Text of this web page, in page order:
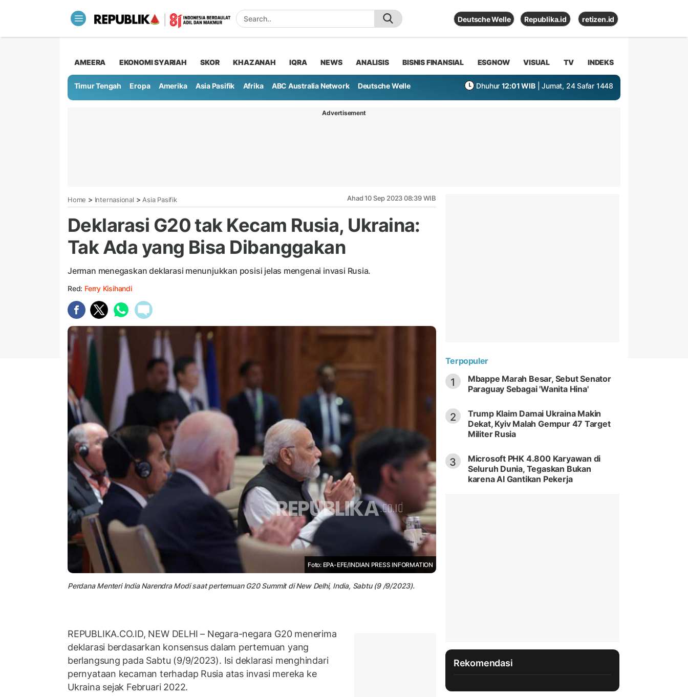
Deutsche Welle Republika.id retizen.id
AMEERA EKONOMI SYARIAH SKOR KHAZANAH IQRA NEWS ANALISIS BISNIS FINANSIAL ESGNOW VISUAL TV INDEKS
Timur Tengah Eropa Amerika Asia Pasifik Afrika ABC Australia Network Deutsche Welle Dhuhur 12:01 WIB | Jumat, 24 Safar 1448
Advertisement
Home > Internasional > Asia Pasifik Ahad 10 Sep 2023 08:39 WIB
Deklarasi G20 tak Kecam Rusia, Ukraina:
Tak Ada yang Bisa Dibanggakan
Jerman menegaskan deklarasi menunjukkan posisi jelas mengenai invasi Rusia.
Red: Ferry Kisihandi
Foto: EPA-EFE/INDIAN PRESS INFORMATION
Perdana Menteri India Narendra Modi saat pertemuan G20 Summit di New Delhi, India, Sabtu (9 /9/2023).
REPUBLIKA.CO.ID, NEW DELHI – Negara-negara G20 menerima
deklarasi berdasarkan konsensus dalam pertemuan yang
berlangsung pada Sabtu (9/9/2023). Isi deklarasi menghindari
pernyataan kecaman terhadap Rusia atas invasi mereka ke
Ukraina sejak Februari 2022.
Terpopuler
1
Mbappe Marah Besar, Sebut Senator
Paraguay Sebagai 'Wanita Hina'
2
Trump Klaim Damai Ukraina Makin
Dekat, Kyiv Malah Gempur 47 Target
Militer Rusia
3
Microsoft PHK 4.800 Karyawan di
Seluruh Dunia, Tegaskan Bukan
karena AI Gantikan Pekerja
Rekomendasi